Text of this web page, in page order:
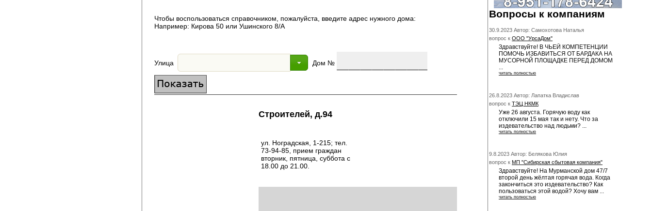
Чтобы воспользоваться справочником, пожалуйста, введите адрес нужного дома:
Например: Кирова 50 или Ушинского 8/А
Улица Дом №
Строителей, д.94
ул. Ноградская, 1-215; тел.
73-94-85, прием граждан
вторник, пятница, суббота с
18.00 до 21.00.
Вопросы к компаниям
30.9.2023 Автор: Самохотова Наталья
вопрос к ООО "УрсаДом"
Здравствуйте! В ЧЬЕЙ КОМПЕТЕНЦИИ
ПОМОЧЬ ИЗБАВИТЬСЯ ОТ БАРДАКА НА
МУСОРНОЙ ПЛОЩАДКЕ ПЕРЕД ДОМОМ
...
читать полностью
26.8.2023 Автор: Лапатка Владислав
вопрос к ТЭЦ НКМК
Уже 26 августа. Горячую воду как
отключили 15 мая так и нету. Что за
издевательство над людьми? ...
читать полностью
9.8.2023 Автор: Белякова Юлия
вопрос к МП "Сибирская сбытовая компания"
Здравствуйте! На Мурманской дом 47/7
второй день жёлтая горячая вода. Когда
закончиться это издевательство? Как
пользоваться этой водой? Хочу вам ...
читать полностью